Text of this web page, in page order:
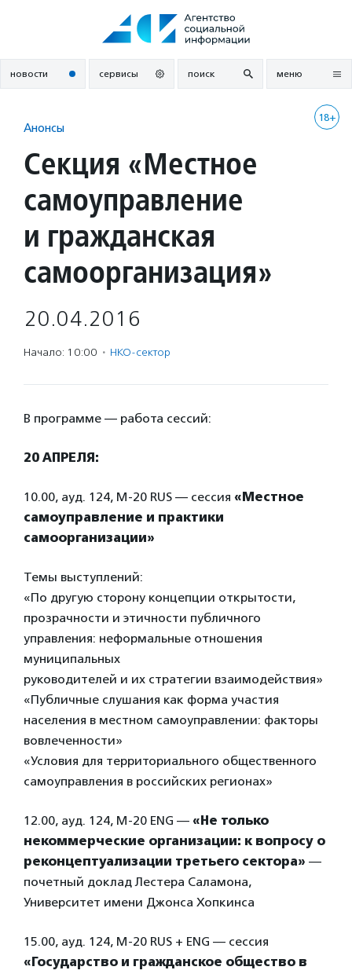
новости сервисы поиск меню
18+
Анонсы
Секция «Местное
самоуправление
и гражданская
самоорганизация»
20.04.2016
Начало: 10:00 · НКО-сектор
В программе — работа сессий:
20 АПРЕЛЯ:
10.00, ауд. 124, М-20 RUS — сеccия «Местное
самоуправление и практики
самоорганизации»
Темы выступлений:
«По другую сторону концепции открытости,
прозрачности и этичности публичного
управления: неформальные отношения
муниципальных
руководителей и их стратегии взаимодействия»
«Публичные слушания как форма участия
населения в местном самоуправлении: факторы
вовлеченности»
«Условия для территориального общественного
самоуправления в российских регионах»
12.00, ауд. 124, М-20 ENG — «Не только
некоммерческие организации: к вопросу о
реконцептуализации третьего сектора» —
почетный доклад Лестера Саламона,
Университет имени Джонса Хопкинса
15.00, ауд. 124, М-20 RUS + ENG — сеccия
«Государство и гражданское общество в